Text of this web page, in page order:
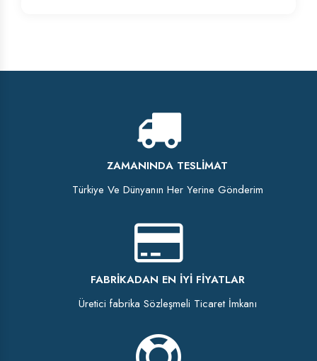
ZAMANINDA TESLIMAT
Türkiye Ve Dünyanın Her Yerine Gönderim
FABRIKADAN EN İYI FIYATLAR
Üretici fabrika Sözleşmeli Ticaret İmkanı